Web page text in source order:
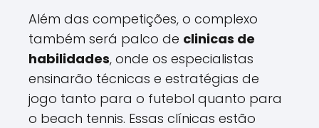
Além das competições, o complexo
também será palco de clinicas de
habilidades, onde os especialistas
ensinarão técnicas e estratégias de
jogo tanto para o futebol quanto para
o beach tennis. Essas clínicas estão